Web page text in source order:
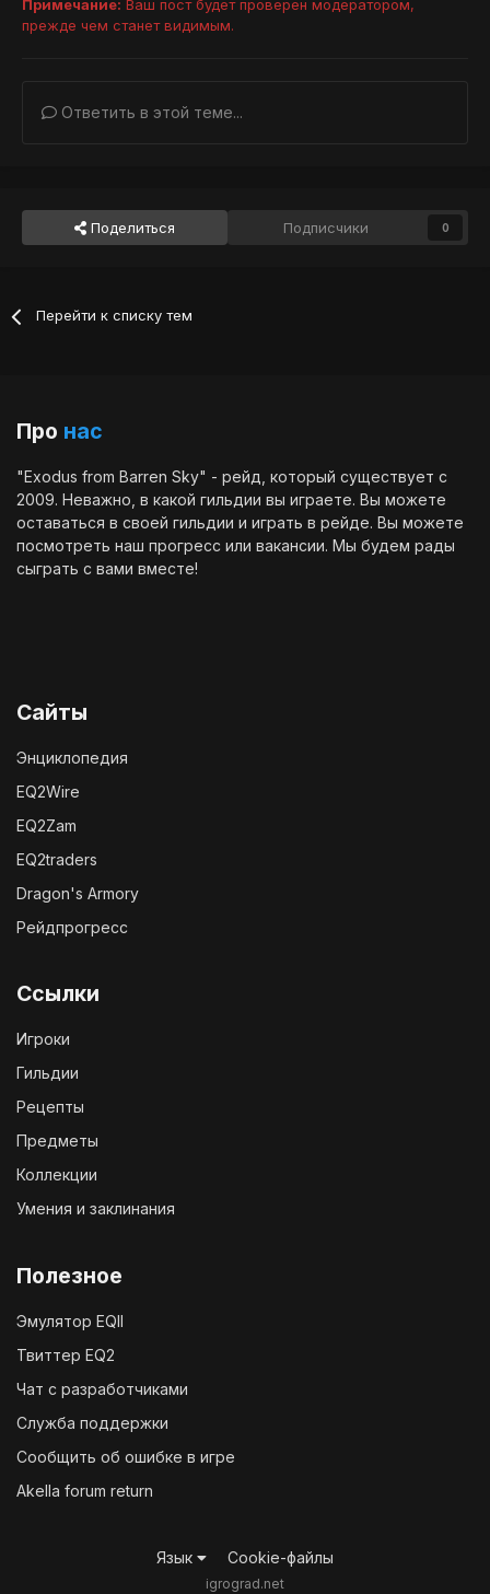
Примечание: Ваш пост будет проверен модератором,
прежде чем станет видимым.
Ответить в этой теме...
Поделиться Подписчики 0
Перейти к списку тем
Про нас
"Exodus from Barren Sky" - рейд, который существует с
2009. Неважно, в какой гильдии вы играете. Вы можете
оставаться в своей гильдии и играть в рейде. Вы можете
посмотреть наш прогресс или вакансии. Мы будем рады
сыграть с вами вместе!
Сайты
Энциклопедия
EQ2Wire
EQ2Zam
EQ2traders
Dragon's Armory
Рейдпрогресс
Ссылки
Игроки
Гильдии
Рецепты
Предметы
Коллекции
Умения и заклинания
Полезное
Эмулятор EQII
Твиттер EQ2
Чат с разработчиками
Служба поддержки
Сообщить об ошибке в игре
Akella forum return
Язык Cookie-файлы
igrograd.net